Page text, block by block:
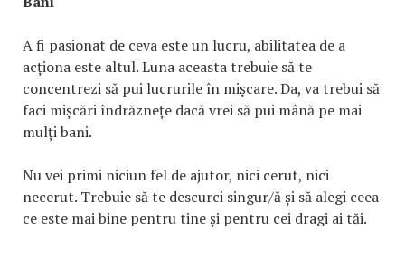
A fi pasionat de ceva este un lucru, abilitatea de a
acționa este altul. Luna aceasta trebuie să te
concentrezi să pui lucrurile în mișcare. Da, va trebui să
faci mișcări îndrăznețe dacă vrei să pui mână pe mai
mulți bani.
Nu vei primi niciun fel de ajutor, nici cerut, nici
necerut. Trebuie să te descurci singur/ă și să alegi ceea
ce este mai bine pentru tine și pentru cei dragi ai tăi.